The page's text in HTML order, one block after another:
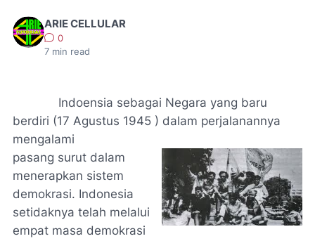
ARIE CELLULAR
0
7 min read
Indoensia sebagai Negara yang baru
berdiri (17 Agustus 1945 ) dalam perjalanannya
mengalami
pasang surut dalam
menerapkan sistem
demokrasi. Indonesia
setidaknya telah melalui
empat masa demokrasi